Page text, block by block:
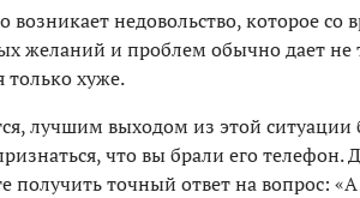
возникает недовольство, которое
желаний и проблем обычно дает
только хуже.
лучшим выходом из этой
что вы брали его телефон.
получить точный ответ на вопрос: